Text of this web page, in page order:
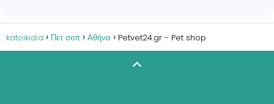
katoikidia Πετ σοπ Αθήνα Petvet24.gr - Pet shop